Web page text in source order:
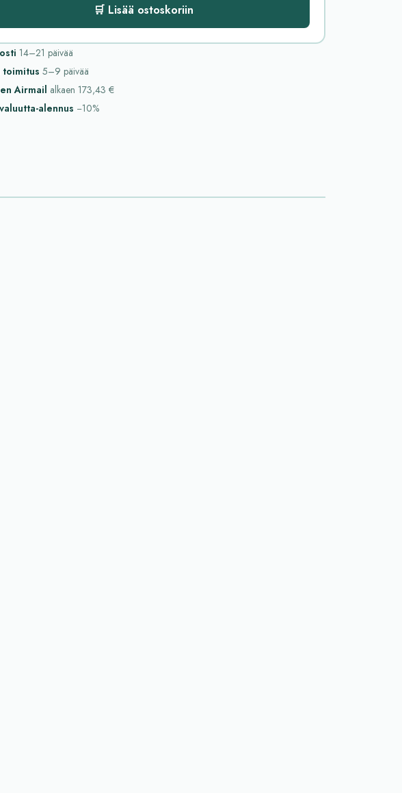
🛒 Lisää ostoskoriin
14–21 päivää
toimitus 5–9 päivää
Airmail alkaen 173,43 €
alennus −10%